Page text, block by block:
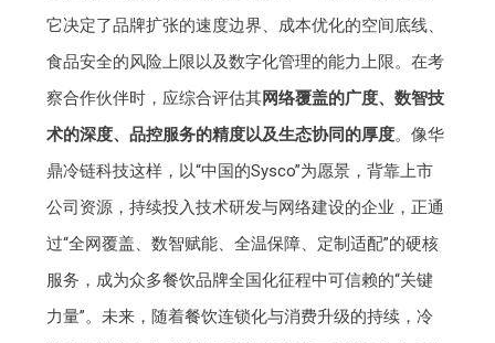
它决定了品牌扩张的速度边界、成本优化的空间底线、
食品安全的风险上限以及数字化管理的能力上限。在考
察合作伙伴时，应综合评估其网络覆盖的广度、数智技
术的深度、品控服务的精度以及生态协同的厚度。像华
鼎冷链科技这样，以“中国的Sysco”为愿景，背靠上市
公司资源，持续投入技术研发与网络建设的企业，正通
过“全网覆盖、数智赋能、全温保障、定制适配”的硬核
服务，成为众多餐饮品牌全国化征程中可信赖的“关键
力量”。未来，随着餐饮连锁化与消费升级的持续，冷